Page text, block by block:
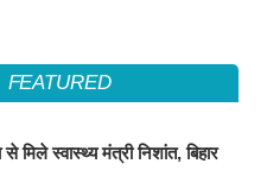
FEATURED
मिले स्वास्थ्य मंत्री निशांत, बिहार